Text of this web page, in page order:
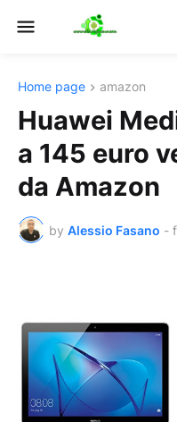
Home page amazon
Huawei
a 145 euro
da Amazon
by Alessio Fasano -